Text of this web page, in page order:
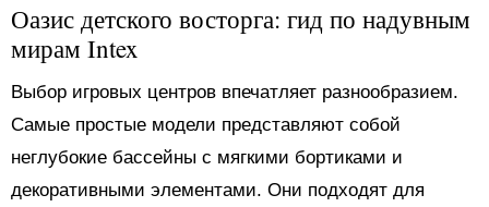
Оазис детского восторга: гид по надувным
мирам Intex
Выбор игровых центров впечатляет разнообразием.
Самые простые модели представляют собой
неглубокие бассейны с мягкими бортиками и
декоративными элементами. Они подходят для